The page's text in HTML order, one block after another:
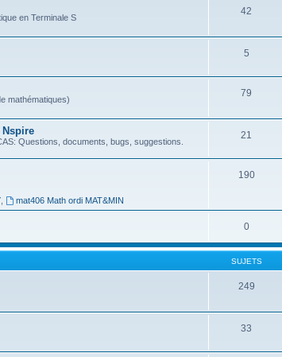
en Terminale S
42
5
mathématiques)
79
Nspire
Questions, documents, bugs, suggestions.
21
, mat406 Math ordi MAT&MIN
190
0
SUJETS
249
33